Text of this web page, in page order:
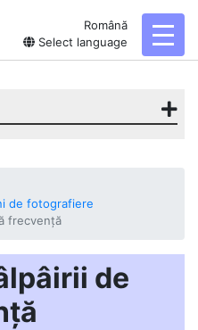
Română
Select language
de fotografiere
frecvență
de